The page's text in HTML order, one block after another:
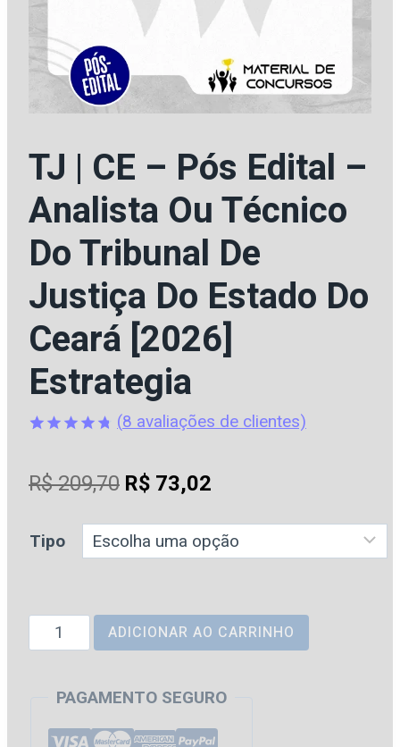
TJ | CE – Pós Edital –
Analista Ou Técnico
Do Tribunal De
Justiça Do Estado Do
Ceará [2026]
Estrategia
de 5, com
baseado
avaliações
de clientes
(8 avaliações de clientes)
R$209,70 O
original
R$ 209,70.
R$ 73,02
atual
R$ 73,02.
Tipo
|
Pós
ADICIONAR AO CARRINHO
PAGAMENTO SEGURO